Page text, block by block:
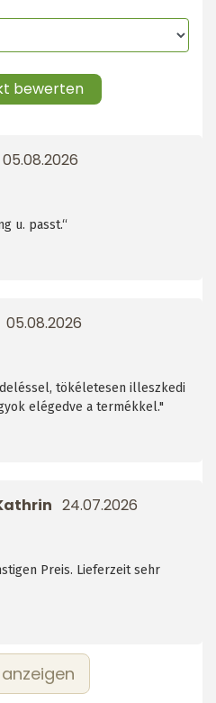
bewerten
05.08.2026
u. passt.“
05.08.2026
tökéletesen illeszkedi
elégedve a termékkel."
24.07.2026
Preis. Lieferzeit sehr